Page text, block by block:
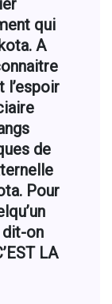
qui
A
l’espoir
de
Pour
dit-on
LA